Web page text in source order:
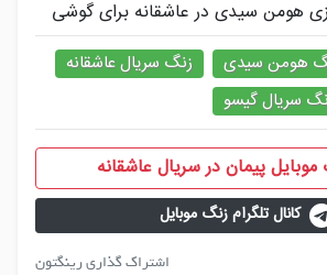
هومن سیدی در عاشقانه برای گوشی
هومن سیدی
زنگ سریال عاشقانه
سریال گیسو
موبایل پیمان در سریال عاشقانه
کانال تلگرام زنگ موبایل
اشتراک گذاری رینگتون